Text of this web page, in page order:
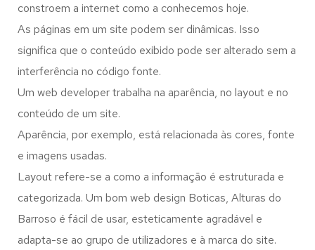
constroem a internet como a conhecemos hoje.
As páginas em um site podem ser dinâmicas. Isso
significa que o conteúdo exibido pode ser alterado sem a
interferência no código fonte.
Um web developer trabalha na aparência, no layout e no
conteúdo de um site.
Aparência, por exemplo, está relacionada às cores, fonte
e imagens usadas.
Layout refere-se a como a informação é estruturada e
categorizada. Um bom web design Boticas, Alturas do
Barroso é fácil de usar, esteticamente agradável e
adapta-se ao grupo de utilizadores e à marca do site.